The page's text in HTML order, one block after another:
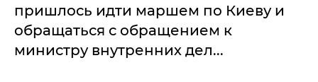
пришлось идти маршем по Киеву и
обращаться с обращением к
министру внутренних дел...